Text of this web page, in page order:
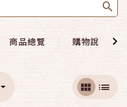
商品總覽 購物說明